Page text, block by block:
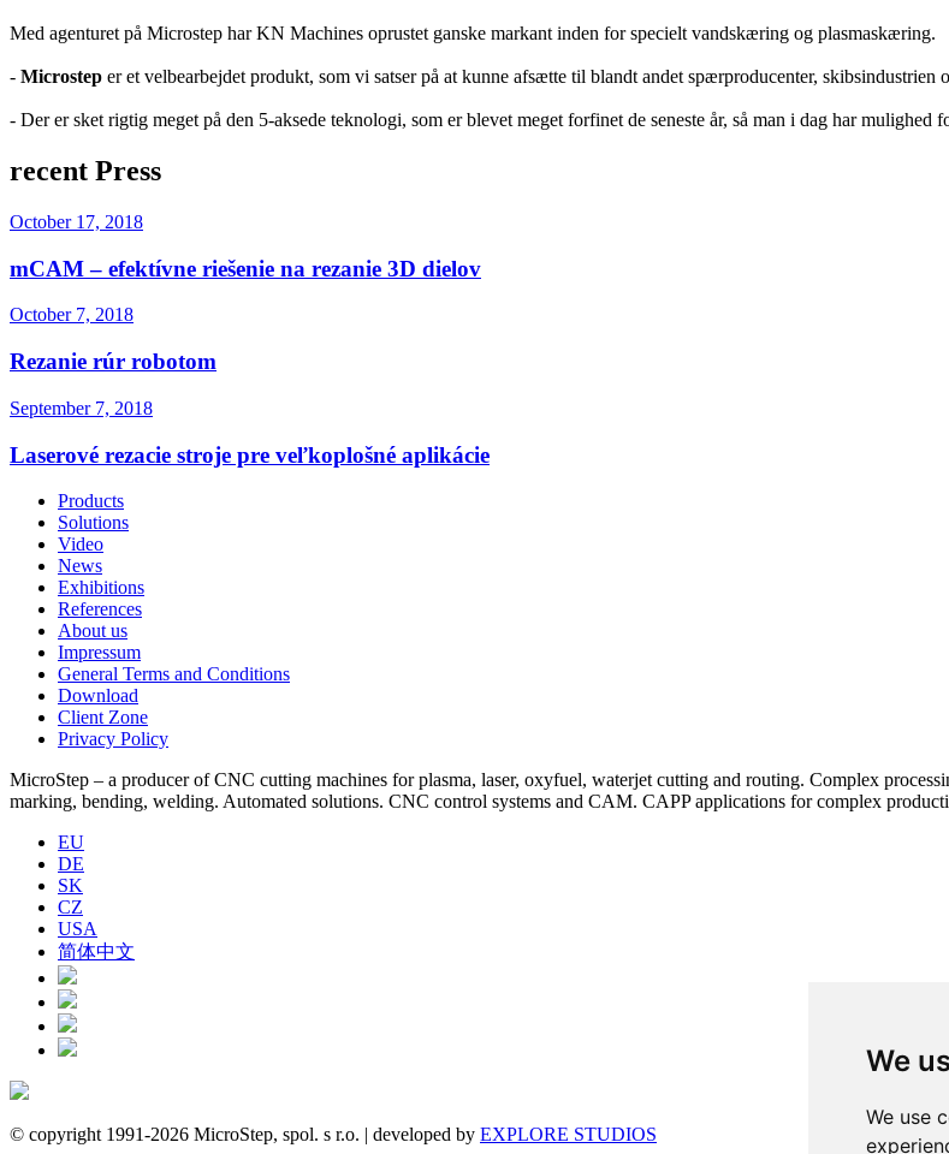
We
We use
Med agenturet på Microstep har KN Machines oprustet ganske markant inden for specielt vandskæring og plasmaskæring.
- Microstep er et velbearbejdet produkt, som vi satser på at kunne afsætte til blandt andet spærproducenter,
- Der er sket rigtig meget på den 5-aksede teknologi, som er blevet meget forfinet de seneste år, så man i dag har
recent Press
October 17, 2018
mCAM – efektívne riešenie na rezanie 3D dielov
October 7, 2018
Rezanie rúr robotom
September 7, 2018
Laserové rezacie stroje pre veľkoplošné aplikácie
Products
Solutions
Video
News
Exhibitions
References
About us
Impressum
General Terms and Conditions
Download
Client Zone
Privacy Policy
MicroStep – a producer of CNC cutting machines for plasma, laser, oxyfuel, waterjet cutting and routing. Complex
marking, bending, welding. Automated solutions. CNC control systems and CAM. CAPP applications for complex
EU
DE
SK
CZ
USA
简体中文
© copyright 1991-2026 MicroStep, spol. s r.o. | developed by EXPLORE STUDIOS